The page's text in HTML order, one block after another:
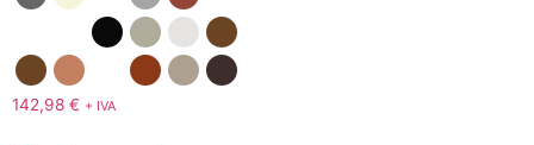
142,98 € + IVA